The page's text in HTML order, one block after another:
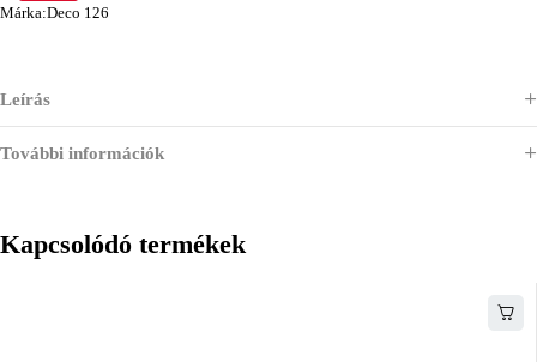
Márka:Deco 126
Leírás
További információk
Kapcsolódó termékek